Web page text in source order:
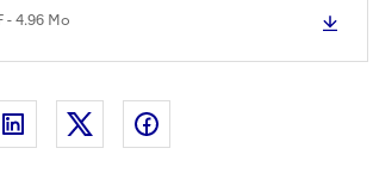
- 4.96 Mo
le lien de la page dans le presse-papier
LinkedIn